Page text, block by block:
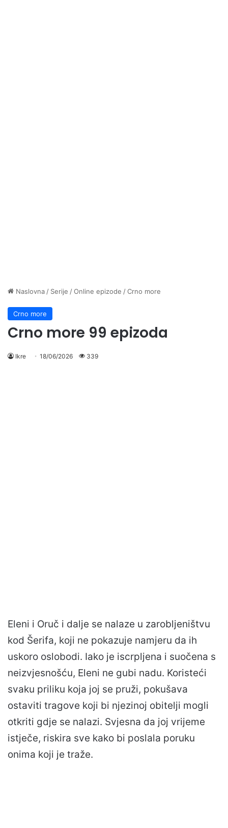
Naslovna / Serije /Online epizode /Crno more
Crno more
Crno more 99 epizoda
Ikre 18/06/2026 339
Eleni i Oruč i dalje se nalaze u zarobljeništvu
kod Šerifa, koji ne pokazuje namjeru da ih
uskoro oslobodi. Iako je iscrpljena i suočena s
neizvjesnošću, Eleni ne gubi nadu. Koristeći
svaku priliku koja joj se pruži, pokušava
ostaviti tragove koji bi njezinoj obitelji mogli
otkriti gdje se nalazi. Svjesna da joj vrijeme
istječe, riskira sve kako bi poslala poruku
onima koji je traže.